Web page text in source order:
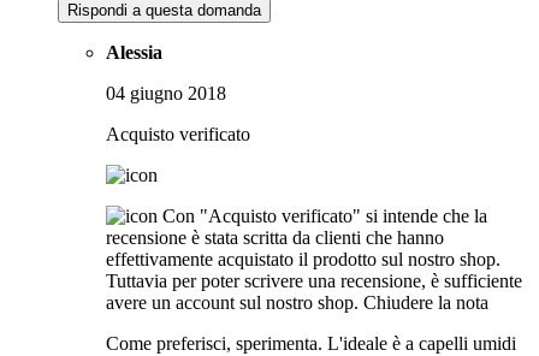
Rispondi a questa domanda
Alessia
04 giugno 2018
Acquisto verificato
Con "Acquisto verificato" si intende che la
recensione è stata scritta da clienti che hanno
effettivamente acquistato il prodotto sul nostro shop.
Tuttavia per poter scrivere una recensione, è sufficiente
avere un account sul nostro shop. Chiudere la nota
Come preferisci, sperimenta. L'ideale è a capelli umidi